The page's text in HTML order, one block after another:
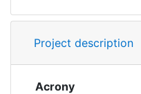
Project description
Acrony